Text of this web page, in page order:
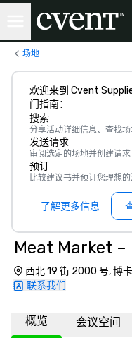
场地
欢迎来到 Cvent
门指南：
搜索
分享活动详细信息、查找
发送请求
审阅选定的场地并创建请求
预订
比较建议书并预订您理想的
了解更多信息
Meat Market –
西北 19 街 2000 号, 博
联系我们
概览 会议空间